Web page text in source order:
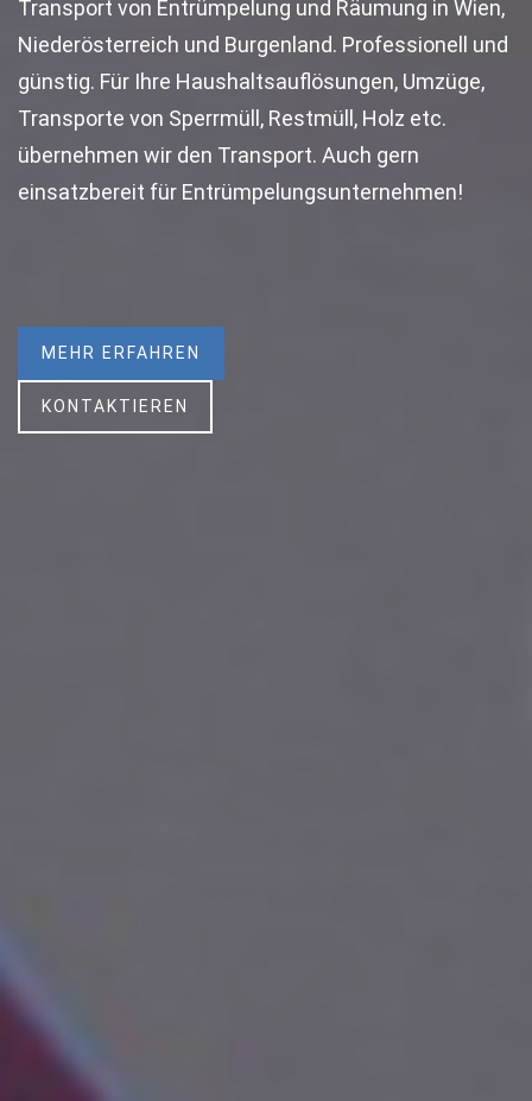
Transport von Entrümpelung und Räumung in Wien,
Niederösterreich und Burgenland. Professionell und
günstig. Für Ihre Haushaltsauflösungen, Umzüge,
Transporte von Sperrmüll, Restmüll, Holz etc.
übernehmen wir den Transport. Auch gern
einsatzbereit für Entrümpelungsunternehmen!
MEHR ERFAHREN
KONTAKTIEREN